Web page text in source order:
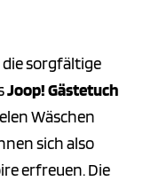
die sorgfältige
Joop! Gästetuch
Wäschen
sich also
erfreuen. Die